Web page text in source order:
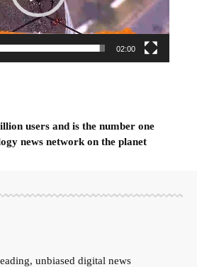
02:00
users and is the number one
news network on the planet
unbiased digital news